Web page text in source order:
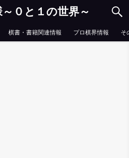
０と１の世界～
棋書・書籍関連情報 プロ棋界情報 そ